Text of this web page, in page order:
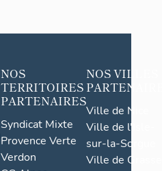
NOS
TERRITOIRES
PARTENAIRES
Syndicat Mixte
Provence Verte
Verdon
NOS VILLES
Ville de Nice
Ville de l'Isle-
sur-la-Sorgue
Ville de Grasse